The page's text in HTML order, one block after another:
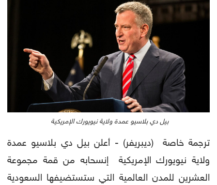
بيل دي بلاسيو عمدة ولاية نيويورك الإمريكية
ترجمة خاصة (ديبريفر) - أعلن بيل دي بلاسيو عمدة
ولاية نيويورك الإمريكية إنسحابه من قمة مجموعة
العشرين للمدن العالمية التي ستستضيفها السعودية